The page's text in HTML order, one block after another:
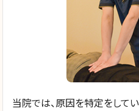
当院では、原因を特定をしてい